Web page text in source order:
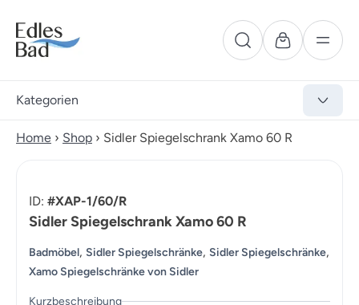
Kategorien
Home › Shop › Sidler Spiegelschrank Xamo 60 R
ID: #XAP-1/60/R
Sidler Spiegelschrank Xamo 60 R
Badmöbel, Sidler Spiegelschränke, Sidler Spiegelschränke,
Xamo Spiegelschränke von Sidler
Kurzbeschreibung